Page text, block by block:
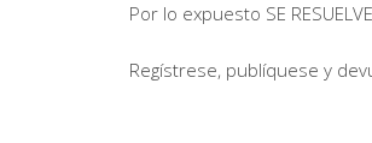
Por lo expuesto SE
Regístrese, publíquese y